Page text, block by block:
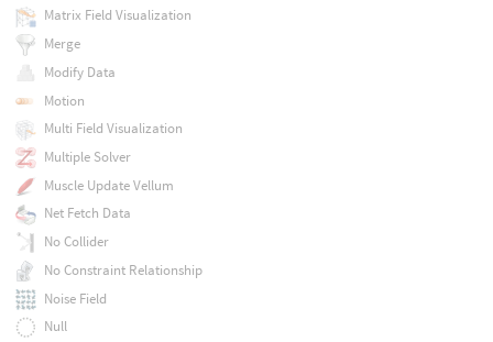
Matrix Field Visualization
Merge
Modify Data
Motion
Multi Field Visualization
Multiple Solver
Muscle Update Vellum
Net Fetch Data
No Collider
No Constraint Relationship
Noise Field
Null